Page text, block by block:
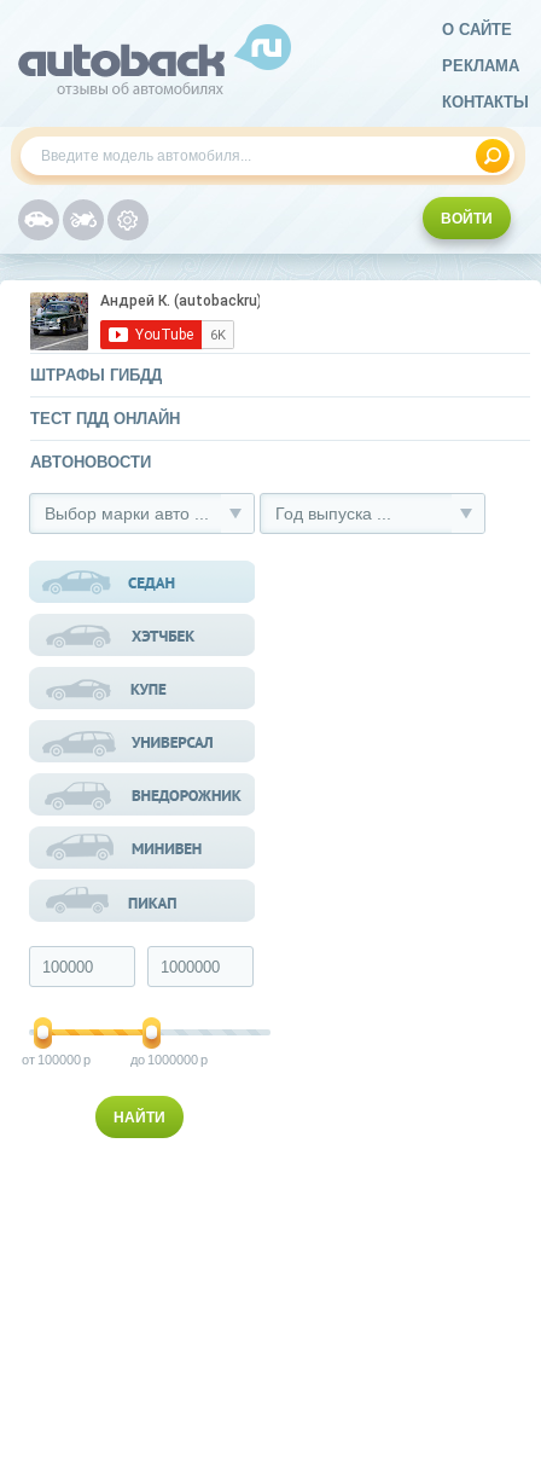
О САЙТЕ
РЕКЛАМА
КОНТАКТЫ
ВОЙТИ
ШТРАФЫ ГИБДД
ТЕСТ ПДД ОНЛАЙН
АВТОНОВОСТИ
Выбор марки авто ... Год выпуска ...
100000 1000000